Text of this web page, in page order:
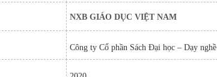
NXB GIÁO DỤC VIỆT NAM
Công ty Cổ phần Sách Đại học – Dạy nghề